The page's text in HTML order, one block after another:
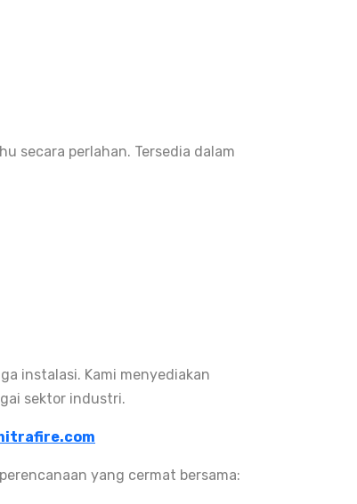
secara perlahan. Tersedia dalam
instalasi. Kami menyediakan
sektor industri.
yang cermat bersama: